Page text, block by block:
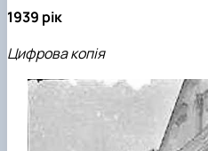
1939 рік
Цифрова копія